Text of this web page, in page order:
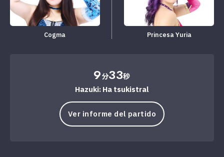
Cogma Princesa Yuria
9分33秒
Hazuki: Ha tsukistral
Ver informe del partido